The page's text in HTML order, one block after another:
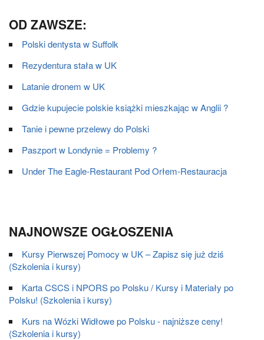
OD ZAWSZE:
Polski dentysta w Suffolk
Rezydentura stała w UK
Latanie dronem w UK
Gdzie kupujecie polskie książki mieszkając w Anglii ?
Tanie i pewne przelewy do Polski
Paszport w Londynie = Problemy ?
Under The Eagle-Restaurant Pod Orłem-Restauracja
NAJNOWSZE OGŁOSZENIA
Kursy Pierwszej Pomocy w UK – Zapisz się już dziś
(Szkolenia i kursy)
Karta CSCS i NPORS po Polsku / Kursy i Materiały po
Polsku! (Szkolenia i kursy)
Kurs na Wózki Widłowe po Polsku - najniższe ceny!
(Szkolenia i kursy)